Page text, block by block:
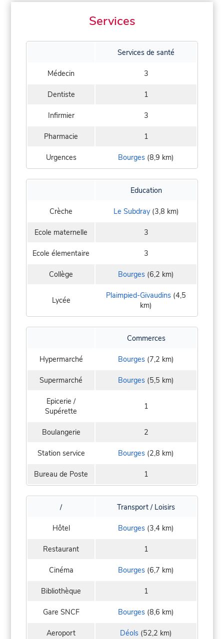
Services
Services de santé
Médecin 3
Dentiste 1
Infirmier 3
Pharmacie 1
Urgences Bourges (8,9 km)
Education
Crèche Le Subdray(3,8 km)
Ecole maternelle 3
Ecole élementaire 3
Collège Bourges (6,2 km)
Lycée Plaimpied-Givaudins (4,5
km)
Commerces
Hypermarché Bourges (7,2 km)
Supermarché Bourges (5,5 km)
Epicerie /
Supérette
1
Boulangerie 2
Station service Bourges (2,8 km)
Bureau de Poste 1
/ Transport / Loisirs
Hôtel Bourges (3,4 km)
Restaurant 1
Cinéma Bourges (6,7 km)
Bibliothèque 1
Gare SNCF Bourges (8,6 km)
Aeroport Déols (52,2 km)